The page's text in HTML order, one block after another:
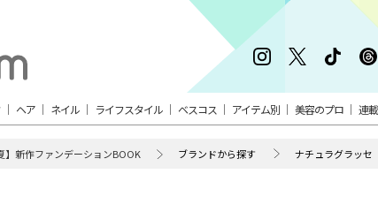
ヘア ネイル ライフスタイル ベスコス アイテム別 美容のプロ 連載
】新作ファンデーションBOOK ブランドから探す ナチュラグラッセ